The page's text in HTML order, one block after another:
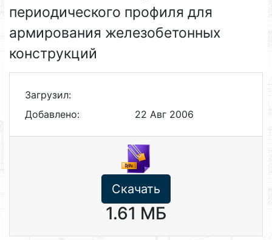
периодического профиля для
армирования железобетонных
конструкций
Загрузил:
Добавлено:
22 Авг 2006
Скачать
1.61 МБ